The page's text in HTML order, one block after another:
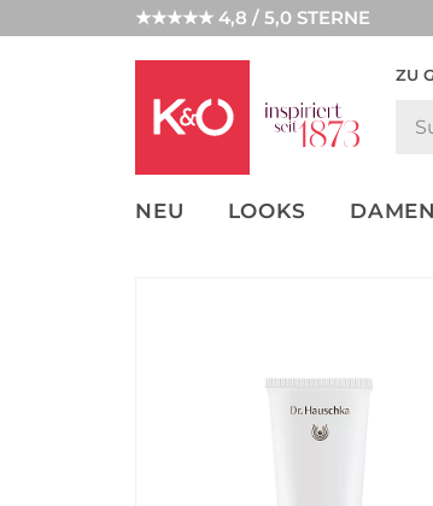
★★★★★ 4,8 / 5,0 STERNE
ZU
NEU LOOKS DAMEN
NEW IN
WEDDING